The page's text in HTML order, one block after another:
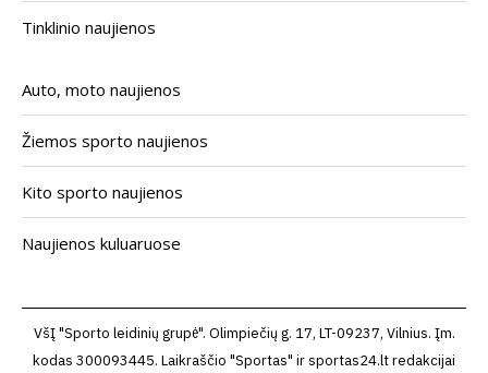
Tinklinio naujienos
Auto, moto naujienos
Žiemos sporto naujienos
Kito sporto naujienos
Naujienos kuluaruose
VšĮ "Sporto leidinių grupė". Olimpiečių g. 17, LT-09237, Vilnius. Įm.
kodas 300093445. Laikraščio "Sportas" ir sportas24.lt redakcijai